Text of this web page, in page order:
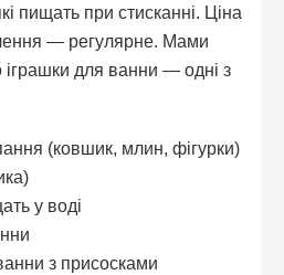
пищать при стисканні. Ціна
— регулярне. Мами
іграшки для ванни — одні з
(ковшик, млин, фігурки)
у воді
з присосками